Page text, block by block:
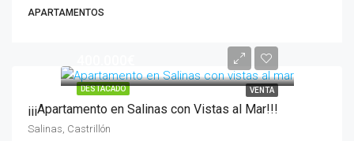
APARTAMENTOS
DESTACADO VENTA
¡¡¡Apartamento en Salinas con Vistas al Mar!!!
Salinas, Castrillón